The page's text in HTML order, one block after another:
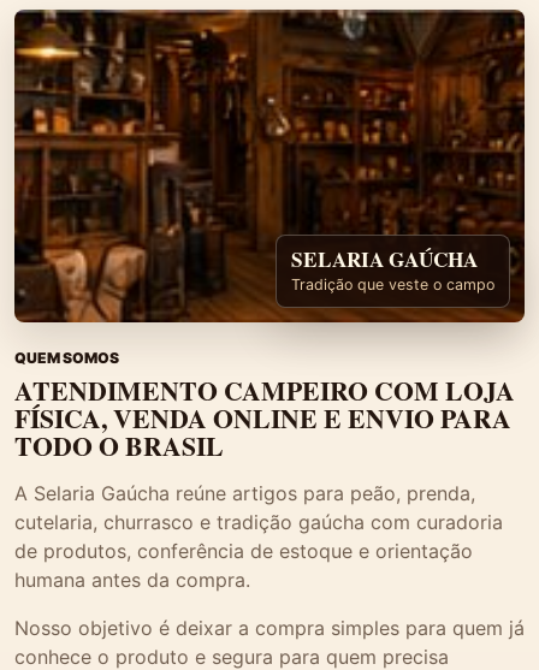
SELARIA GAÚCHA
Tradição que veste o campo
QUEM SOMOS
ATENDIMENTO CAMPEIRO COM LOJA
FÍSICA, VENDA ONLINE E ENVIO PARA
TODO O BRASIL
A Selaria Gaúcha reúne artigos para peão, prenda,
cutelaria, churrasco e tradição gaúcha com curadoria
de produtos, conferência de estoque e orientação
humana antes da compra.
Nosso objetivo é deixar a compra simples para quem já
conhece o produto e segura para quem precisa